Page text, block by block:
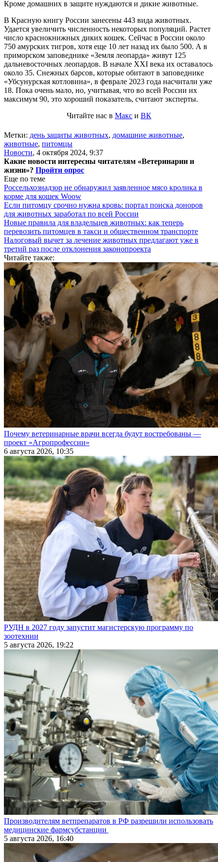
Кроме домашних в защите нуждаются и дикие животные.
В Красную книгу России занесены 443 вида животных.
Удается увеличить численность некоторых популяций. Растет
число краснокнижных диких кошек. Сейчас в России около
750 амурских тигров, хотя еще 10 лет назад их было 500. А в
приморском заповеднике «Земля леопарда» живут 125
дальневосточных леопардов. В начале XXI века их оставалось
около 35. Снежных барсов, которые обитают в заповеднике
«Убсунурская котловина», в феврале 2023 года насчитали уже
18. Пока очень мало, но, учитывая, что во всей России их
максимум 90, это хороший показатель, считают эксперты.
Читайте нас в Макс и ВК
Метки: день защиты животных, домашние животные,
животные, питомцы
Новости, 4 октября 2024, 9:37
Какие новости интересны читателям «Ветеринарии и
жизни»? Пройти опрос
Еще по теме
Россельхознадзор не обнаружил заявленное мясо кролика в
корме для кошек Woow
Если питомцу срочно нужна кровь: портал поиска доноров
для животных заработал по всей России
Новые правила для владельцев животных: как теперь
перевозить питомцев в такси и общественном транспорте
Налоговый вычет за лечение животных предлагают уже в
третий раз после отклонения законопроекта
Читайте также:
Почему ветеринарные врачи всегда будут востребованы —
проект «Агропрофессии»
6 августа 2026, 10:35
РУДН в 2027 году запустит магистерскую программу по
зоотехнии
5 августа 2026, 19:22
Производителям ветпрепаратов в РФ разрешили использовать
медицинские фармсубстанции
5 августа 2026, 16:40